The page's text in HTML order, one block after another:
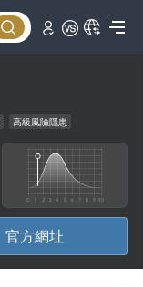
高級風險隱患
官方網址